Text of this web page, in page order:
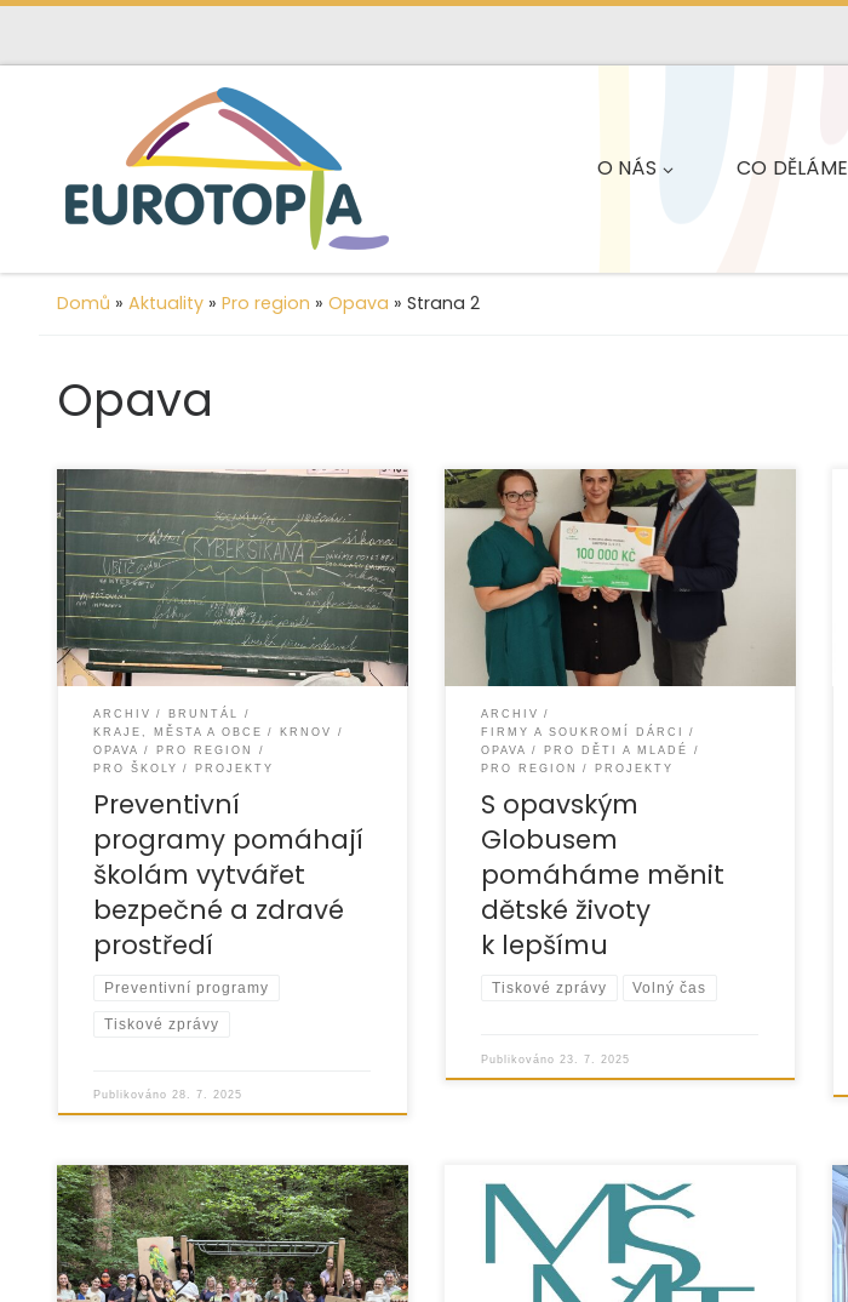
content
O NÁS CO DĚLÁME
Domů » Aktuality » Pro region » Opava » Strana 2
Opava
Ve školním roce 2024/2025 jsme
díky finanční podpoře
Moravskoslezského kraje mohli
pokračovat v realizaci našeho
dlouhodobého projektu „Tudy cesta
nevede –
ARCHIV
BRUNTÁL
KRAJE, MĚSTA A OBCE
KRNOV
OPAVA
PRO REGION
PRO ŠKOLY
PROJEKTY
Preventivní
programy pomáhají
školám vytvářet
bezpečné a zdravé
prostředí
Preventivní programy
Tiskové zprávy
Publikováno28. 7. 2025
Organizace EUROTOPIA.CZ získala
díky charitativnímu programu Globus
Lepší svět 2025 finanční podporu ve
výši 100 000 Kč na realizaci projektu
„S Modrou
ARCHIV
FIRMY A SOUKROMÍ DÁRCI
OPAVA
PRO DĚTI A MLADÉ
PRO REGION
PROJEKTY
S opavským
Globusem
pomáháme měnit
dětské životy
k lepšímu
Tiskové zprávy Volný čas
Publikováno 23. 7. 2025
Ve dnech 30. května až 1. června
2024 jsme uspořádali vzdělávací
pobyt pro pěstouny z Opavska,
Organizace EUROTOPIA.CZ, o.p.s.
získala v roce 2025 finanční podporu
z Ministerstva školství, mládeže